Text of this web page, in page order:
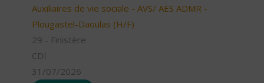
Auxiliaires de vie sociale - AVS/ AES ADMR -
Plougastel-Daoulas (H/F)
29 - Finistère
CDI
31/07/2026